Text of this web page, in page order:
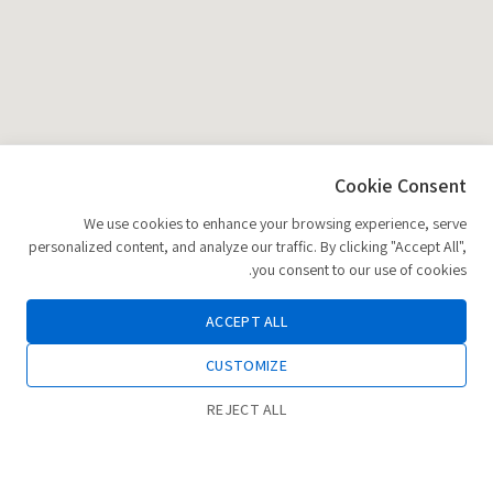
הוספה לסל 0
Cookie Consent
We use cookies to enhance your browsing experience, serve
personalized content, and analyze our traffic. By clicking "Accept All",
you consent to our use of cookies.
ACCEPT ALL
CUSTOMIZE
REJECT ALL